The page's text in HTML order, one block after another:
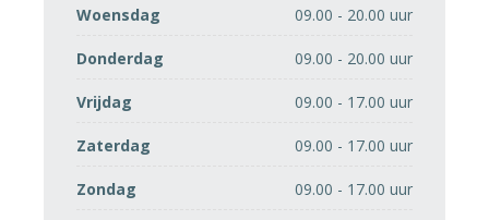
Woensdag 09.00 - 20.00 uur
Donderdag 09.00 - 20.00 uur
Vrijdag 09.00 - 17.00 uur
Zaterdag 09.00 - 17.00 uur
Zondag 09.00 - 17.00 uur